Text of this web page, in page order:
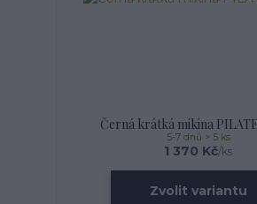
Černá krátká mikina
1 370 Kč/ks
5-7 dnů > 5 ks
Zvolit variantu